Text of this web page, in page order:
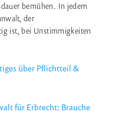
bemühen. In jedem
der
ist, bei Unstimmigkeiten
über Pflichtteil &
für Erbrecht: Brauche